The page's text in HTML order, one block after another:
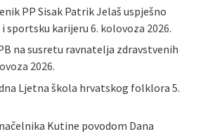
PP Sisak Patrik Jelaš uspješno
sportsku karijeru 6. kolovoza 2026.
na susretu ravnatelja zdravstvenih
2026.
Ljetna škola hrvatskog folklora 5.
Kutine povodom Dana